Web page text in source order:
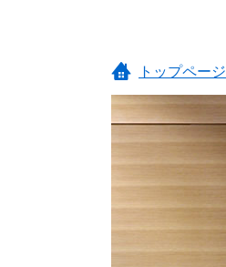
トップページ